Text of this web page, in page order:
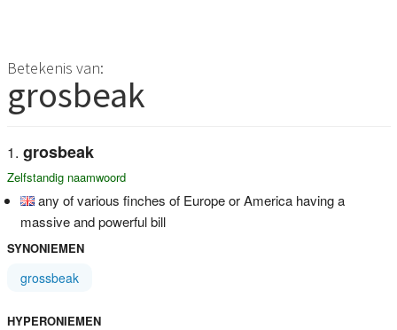
Betekenis van:
grosbeak
grosbeak
Zelfstandig naamwoord
any of various finches of Europe or America having a
massive and powerful bill
SYNONIEMEN
grossbeak
HYPERONIEMEN